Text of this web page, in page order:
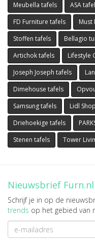
Meubella tafels
ASA
FD Furniture tafels
Must
Stoffen tafels
Bellagio
Artichok tafels
Lifestyle
Joseph Joseph tafels
Dimehouse tafels
Samsung tafels
Lidl
Driehoekige tafels
Stenen tafels
Tower
Nieuwsbrief
Schrijf je in op de
trends op het gebied van